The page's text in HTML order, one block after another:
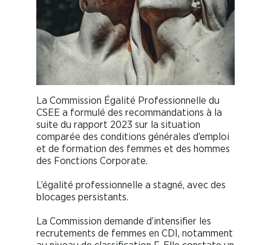
La Commission Égalité Professionnelle du
CSEE a formulé des recommandations à la
suite du rapport 2023 sur la situation
comparée des conditions générales d’emploi
et de formation des femmes et des hommes
des Fonctions Corporate.
L’égalité professionnelle a stagné, avec des
blocages persistants.
La Commission demande d’intensifier les
recrutements de femmes en CDI, notamment